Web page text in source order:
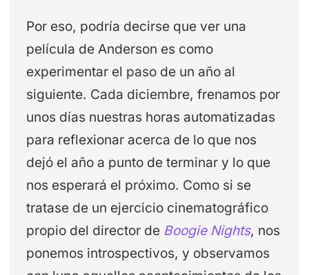
Por eso, podría decirse que ver una
película de Anderson es como
experimentar el paso de un año al
siguiente. Cada diciembre, frenamos por
unos días nuestras horas automatizadas
para reflexionar acerca de lo que nos
dejó el año a punto de terminar y lo que
nos esperará el próximo. Como si se
tratase de un ejercicio cinematográfico
propio del director de Boogie Nights, nos
ponemos introspectivos, y observamos